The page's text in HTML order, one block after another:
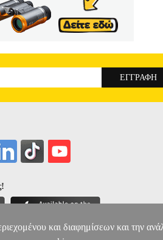
και διαφημίσεων και την